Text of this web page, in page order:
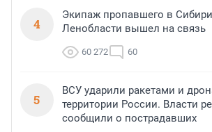
4
Экипаж пропавшего в
Ленобласти вышел на связь
60 272 60
5
ВСУ ударили ракетами и
территории России. Власти
сообщили о пострадавших